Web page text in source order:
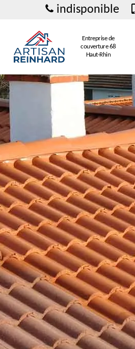
indisponible
Entreprise de
couverture 68
Haut-Rhin